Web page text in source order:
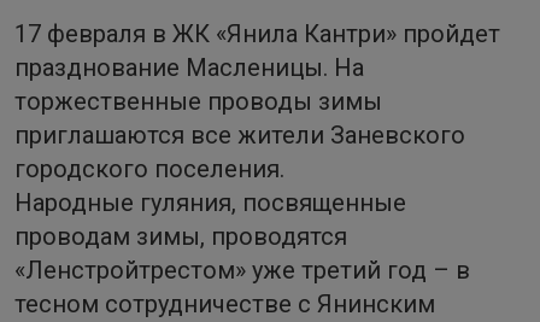
17 февраля в ЖК «Янила Кантри» пройдет
празднование Масленицы. На
торжественные проводы зимы
приглашаются все жители Заневского
городского поселения.
Народные гуляния, посвященные
проводам зимы, проводятся
«Ленстройтрестом» уже третий год – в
тесном сотрудничестве с Янинским